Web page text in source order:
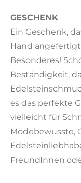
GESCHENK
Ein Geschenk,
Hand
Besonderes!
Beständigkeit,
es das perfekte
vielleicht für
Modebewusste,
FreundInnen